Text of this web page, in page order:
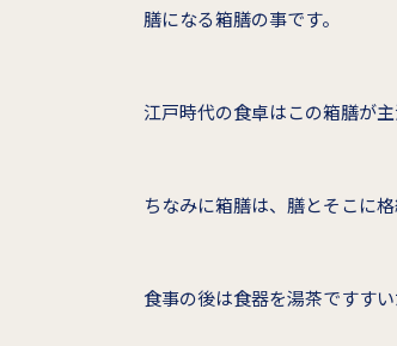
膳になる箱膳の事です。
江戸時代の食卓はこの箱膳が主
ちなみに箱膳は、膳とそこに
食事の後は食器を湯茶ですす